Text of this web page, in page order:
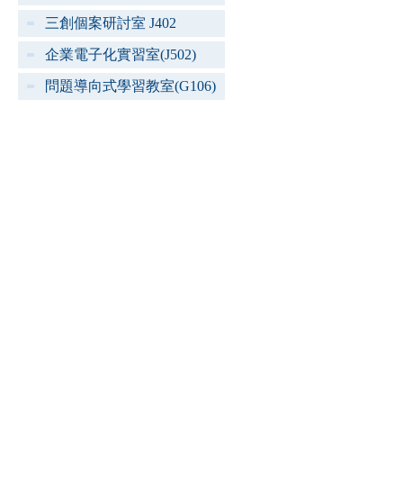
三創個案研討室 J402
企業電子化實習室(J502)
問題導向式學習教室(G106)